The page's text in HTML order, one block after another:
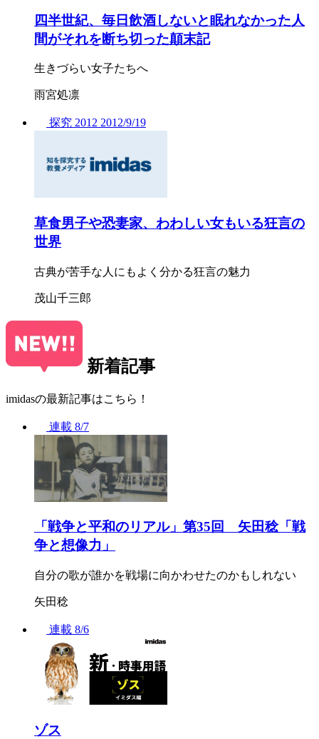
四半世紀、毎日飲酒しないと眠れなかった人
間がそれを断ち切った顛末記
生きづらい女子たちへ
雨宮処凛
探究 2012 2012/9/19
草食男子や恐妻家、わわしい女もいる狂言の
世界
古典が苦手な人にもよく分かる狂言の魅力
茂山千三郎
新着記事
imidasの最新記事はこちら！
連載 8/7
「戦争と平和のリアル」第35回 矢田稔「戦
争と想像力」
自分の歌が誰かを戦場に向かわせたのかもしれない
矢田稔
連載 8/6
ゾス